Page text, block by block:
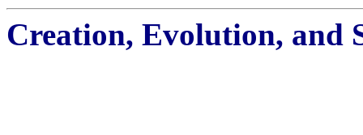
Creation, Evolution, and